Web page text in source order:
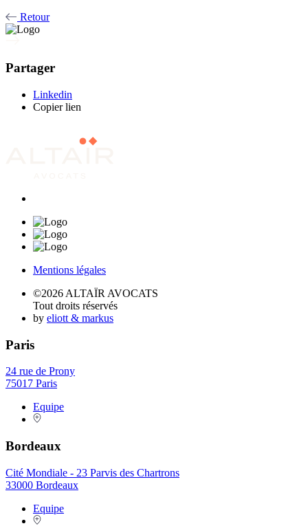
Retour
Partager
Linkedin
Copier lien
Mentions légales
©2026 ALTAÏR AVOCATS
Tout droits réservés
by eliott & markus
Paris
24 rue de Prony
75017 Paris
Equipe
Bordeaux
Cité Mondiale - 23 Parvis des Chartrons
33000 Bordeaux
Equipe